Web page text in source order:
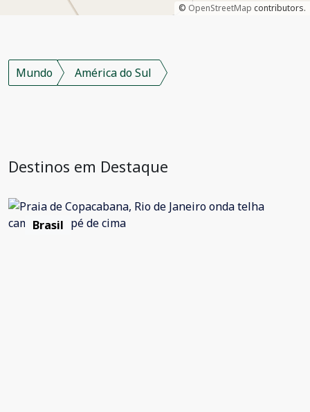
© OpenStreetMap contributors.
Mundo América do Sul
Destinos em Destaque
Brasil